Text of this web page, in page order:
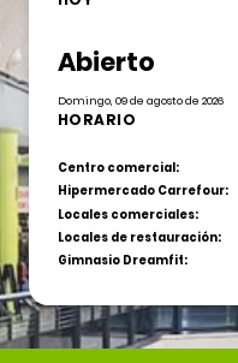
Abierto
Domingo, 09 de agosto de 2026
HORARIO
Centro comercial:
Hipermercado Carrefour:
Locales comerciales:
Locales de restauración:
Gimnasio Dreamfit: